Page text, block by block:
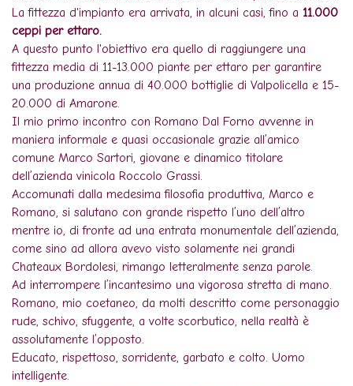
La fittezza d'impianto era arrivata, in alcuni casi, fino a 11.000
ceppi per ettaro.
A questo punto l'obiettivo era quello di raggiungere una
fittezza media di 11-13.000 piante per ettaro per garantire
una produzione annua di 40.000 bottiglie di Valpolicella e 15-
20.000 di Amarone.
Il mio primo incontro con Romano Dal Forno avvenne in
maniera informale e quasi occasionale grazie all’amico
comune Marco Sartori, giovane e dinamico titolare
dell’azienda vinicola Roccolo Grassi.
Accomunati dalla medesima filosofia produttiva, Marco e
Romano, si salutano con grande rispetto l’uno dell’altro
mentre io, di fronte ad una entrata monumentale dell’azienda,
come sino ad allora avevo visto solamente nei grandi
Chateaux Bordolesi, rimango letteralmente senza parole.
Ad interrompere l’incantesimo una vigorosa stretta di mano.
Romano, mio coetaneo, da molti descritto come personaggio
rude, schivo, sfuggente, a volte scorbutico, nella realtà è
assolutamente l’opposto.
Educato, rispettoso, sorridente, garbato e colto. Uomo
intelligente.